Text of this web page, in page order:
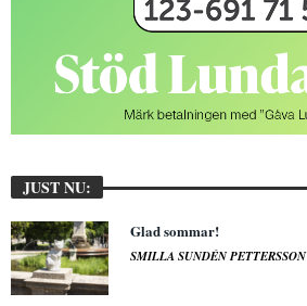
JUST NU:
Glad sommar!
SMILLA SUNDÉN PETTERSSON